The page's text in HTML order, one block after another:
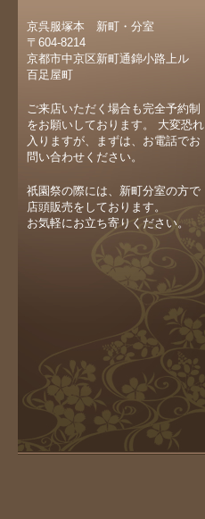
京呉服塚本 新町・分室
〒604-8214
京都市中京区新町通錦小路上ル
百足屋町
ご来店いただく場合も完全予約制
をお願いしております。 大変恐れ
入りますが、まずは、お電話でお
問い合わせください。
祇園祭の際には、新町分室の方で
店頭販売をしております。
お気軽にお立ち寄りください。